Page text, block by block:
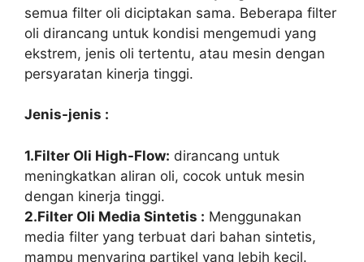
semua filter oli diciptakan sama. Beberapa filter
oli dirancang untuk kondisi mengemudi yang
ekstrem, jenis oli tertentu, atau mesin dengan
persyaratan kinerja tinggi.
Jenis-jenis :
1.Filter Oli High-Flow: dirancang untuk
meningkatkan aliran oli, cocok untuk mesin
dengan kinerja tinggi.
2.Filter Oli Media Sintetis : Menggunakan
media filter yang terbuat dari bahan sintetis,
mampu menyaring partikel yang lebih kecil.